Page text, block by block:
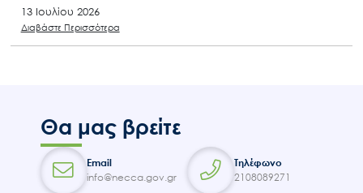
13 Ιουλίου 2026
Διαβάστε Περισσότερα
Θα μας βρείτε
Email
info@necca.gov.gr
Τηλέφωνο
2108089271